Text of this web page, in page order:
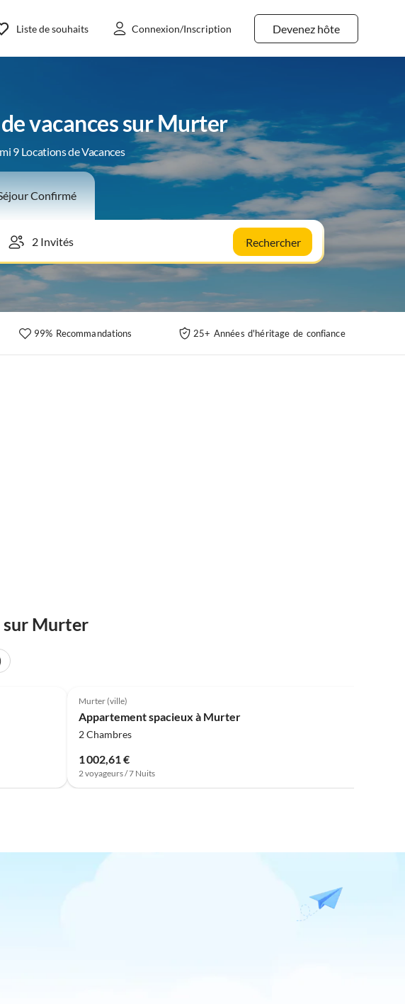
Devenez hôte
Liste de souhaits Connexion/Inscription
vacances sur Murter
9 Locations de Vacances
Confirmé
Rechercher
99% Recommandations 25+ Années d'héritage de confiance
sur Murter
Murter (ville)
Appartement spacieux à Murter
2 Chambres
1 002,61 €
2 voyageurs / 7 Nuits